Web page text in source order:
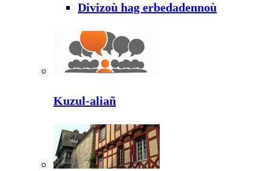
Divizoù hag erbedadennoù
Kuzul-aliañ